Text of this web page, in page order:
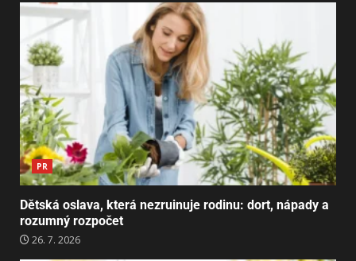
PR
Dětská oslava, která nezruinuje rodinu: dort, nápady a
rozumný rozpočet
26. 7. 2026